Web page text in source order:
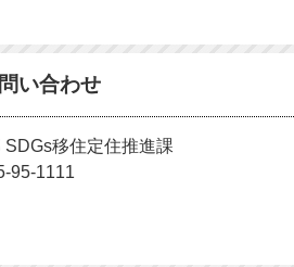
い合わせ
移住定住推進課
95-1111